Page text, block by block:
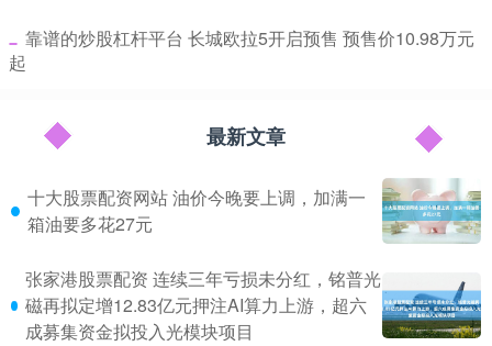
​靠谱的炒股杠杆平台 长城欧拉5开启预售 预售价10.98万元
起
最新文章
十大股票配资网站 油价今晚要上调，加满一
箱油要多花27元
张家港股票配资 连续三年亏损未分红，铭普光
磁再拟定增12.83亿元押注AI算力上游，超六
成募集资金拟投入光模块项目